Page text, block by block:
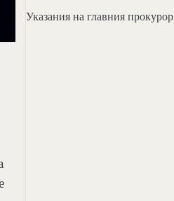
Указания на главния прокурор